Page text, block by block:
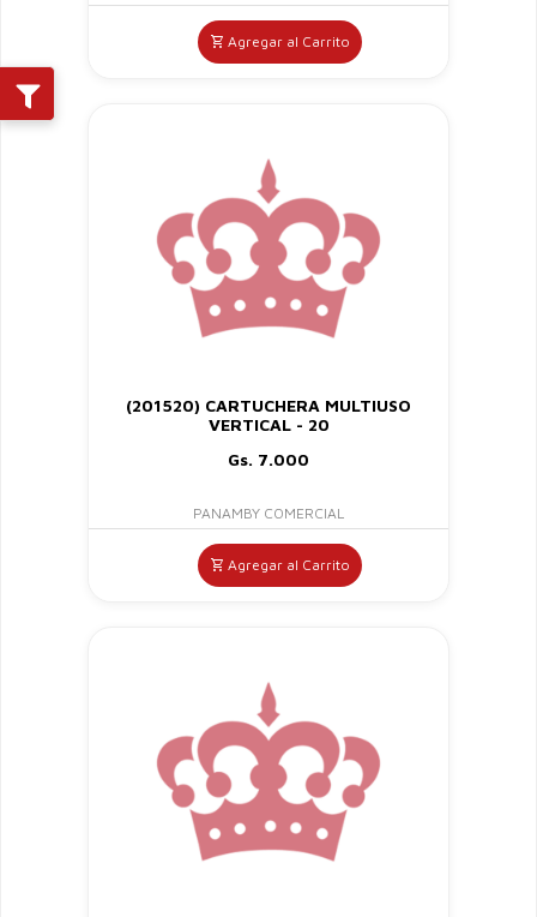
Agregar al Carrito
(201520) CARTUCHERA MULTIUSO
VERTICAL - 20
Gs. 7.000
PANAMBY COMERCIAL
Agregar al Carrito